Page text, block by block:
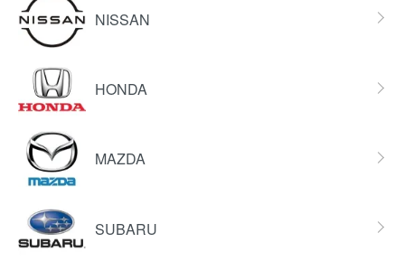
NISSAN
HONDA
MAZDA
SUBARU